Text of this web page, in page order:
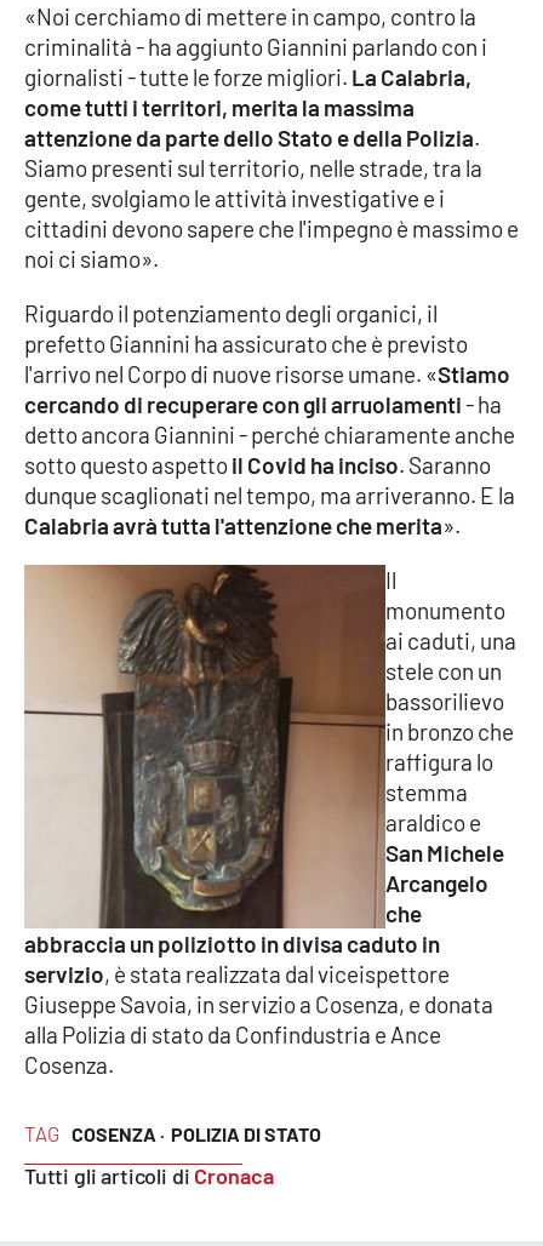
Economia e Lavoro
Politica
Sanità
Società
Sport
RUBRICHE
Good Morning Vietnam
Parchi Marini Calabria
Leggendo Alvaro insieme
Imprese Di Calabria
Le perfidie di Antonella Grippo
Venti di comunicazione
STREAMING
LaC Network
LaC OnAir
Catanzaro
TAG COSENZA · POLIZIA DI STATO
Tutti gli articoli di Cronaca
«Noi cerchiamo di mettere in campo, contro la
criminalità - ha aggiunto Giannini parlando con i
giornalisti - tutte le forze migliori. La Calabria,
come tutti i territori, merita la massima
attenzione da parte dello Stato e della Polizia.
Siamo presenti sul territorio, nelle strade, tra la
gente, svolgiamo le attività investigative e i
cittadini devono sapere che l'impegno è massimo e
noi ci siamo».
Riguardo il potenziamento degli organici, il
prefetto Giannini ha assicurato che è previsto
l'arrivo nel Corpo di nuove risorse umane. «Stiamo
cercando di recuperare con gli arruolamenti- ha
detto ancora Giannini - perché chiaramente anche
sotto questo aspettoil Covid ha inciso. Saranno
dunque scaglionati nel tempo, ma arriveranno. E la
Calabria avrà tutta l'attenzione che merita».
Il
monumento
ai caduti, una
stele con un
bassorilievo
in bronzo che
raffigura lo
stemma
araldico e
San Michele
Arcangelo
che
abbraccia un poliziotto in divisa caduto in
servizio, è stata realizzata dal viceispettore
Giuseppe Savoia, in servizio a Cosenza, e donata
alla Polizia di stato da Confindustria e Ance
Cosenza.